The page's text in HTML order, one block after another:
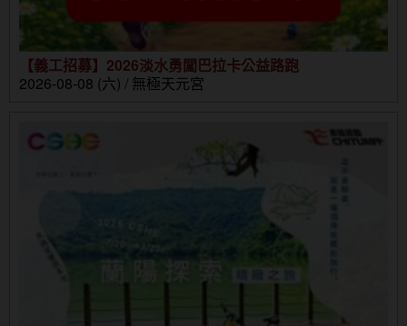
【義工招募】2026淡水勇闖巴拉卡公益路跑
2026-08-08 (六) / 無極天元宮